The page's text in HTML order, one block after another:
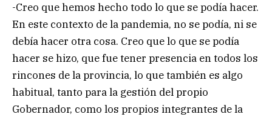
-Creo que hemos hecho todo lo que se podía hacer.
En este contexto de la pandemia, no se podía, ni se
debía hacer otra cosa. Creo que lo que se podía
hacer se hizo, que fue tener presencia en todos los
rincones de la provincia, lo que también es algo
habitual, tanto para la gestión del propio
Gobernador, como los propios integrantes de la